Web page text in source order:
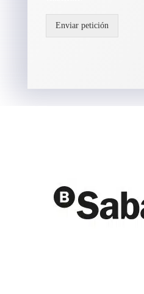
Enviar petición